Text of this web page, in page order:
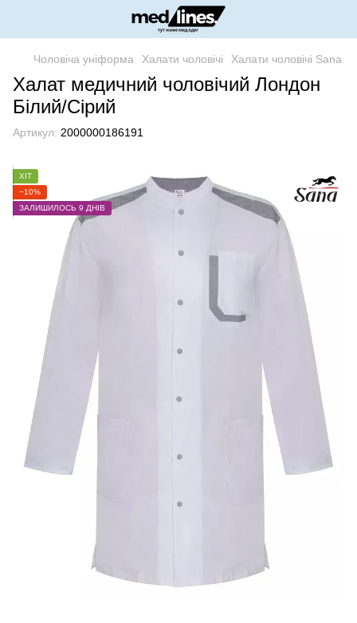
Чоловіча уніформа Халати чоловічі Халати чоловічі Sana
Халат медичний чоловічий Лондон
Білий/Сірий
Артикул: 2000000186191
ХІТ
−10%
ЗАЛИШИЛОСЬ 9 ДНІВ